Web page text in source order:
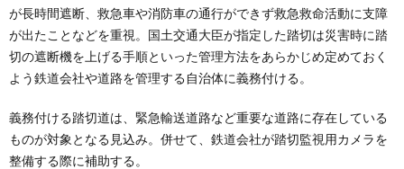
が長時間遮断、救急車や消防車の通行ができず救急救命活動に支障
が出たことなどを重視。国土交通大臣が指定した踏切は災害時に踏
切の遮断機を上げる手順といった管理方法をあらかじめ定めておく
よう鉄道会社や道路を管理する自治体に義務付ける。
義務付ける踏切道は、緊急輸送道路など重要な道路に存在している
ものが対象となる見込み。併せて、鉄道会社が踏切監視用カメラを
整備する際に補助する。